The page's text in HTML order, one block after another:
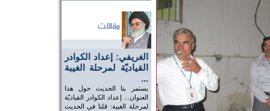
الغريفي: إعداد الكوادر
القياديّة لمرحلة الغيبة
...
يستمر بنا الحديث حول هذا
العنوان... إعداد الكوادر القياديّة
لمرحلة الغيبة: قلنا في الحديث